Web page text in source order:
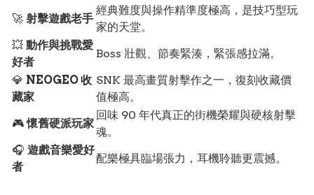
🚀 射擊遊戲老手
經典難度與操作精準度極高，是技巧型玩
家的天堂。
💥 動作與挑戰愛
好者
Boss 壯觀、節奏緊湊，緊張感拉滿。
💎 NEOGEO 收
藏家
SNK 最高畫質射擊作之一，復刻收藏價
值極高。
🎮懷舊硬派玩家
回味 90 年代真正的街機榮耀與硬核射擊
魂。
🎧 遊戲音樂愛好
者
配樂極具臨場張力，耳機聆聽更震撼。